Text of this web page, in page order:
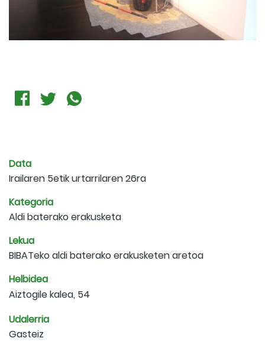
Data
Irailaren 5etik urtarrilaren 26ra
Kategoria
Aldi baterako erakusketa
Lekua
BIBATeko aldi baterako erakusketen aretoa
Helbidea
Aiztogile kalea, 54
Udalerria
Gasteiz